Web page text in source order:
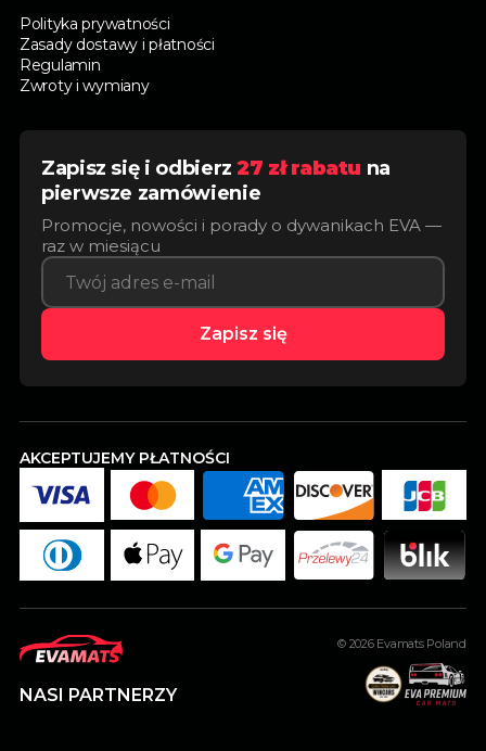
Polityka prywatności
Zasady dostawy i płatności
Regulamin
Zwroty i wymiany
Zapisz się i odbierz27 zł rabatu na
pierwsze zamówienie
Promocje, nowości i porady o dywanikach EVA —
raz w miesiącu
Zapisz się
AKCEPTUJEMY PŁATNOŚCI
© 2026 Evamats Poland
NASI PARTNERZY